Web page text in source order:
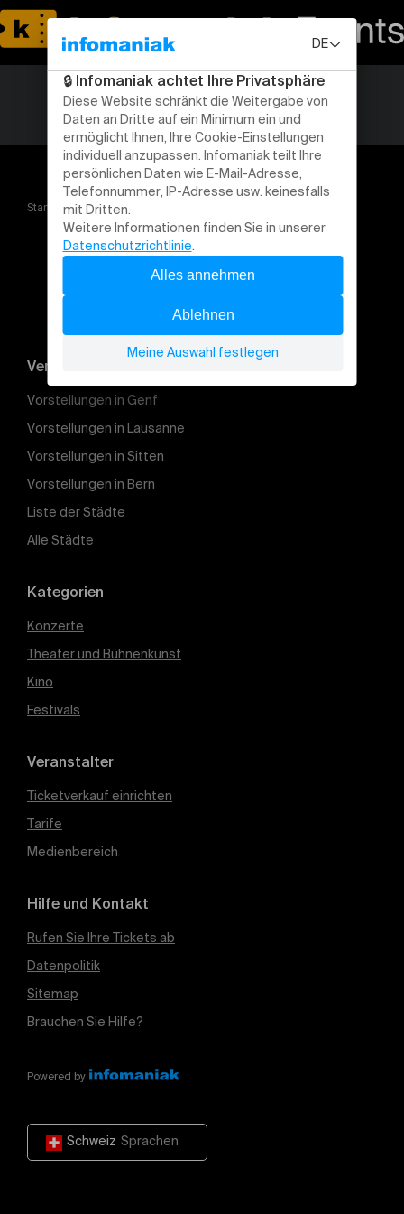
Startseite Pirates Aventure
Veranstaltung suchen
Vorstellungen in Genf
Vorstellungen in Lausanne
Vorstellungen in Sitten
Vorstellungen in Bern
Liste der Städte
Alle Städte
Kategorien
Konzerte
Theater und Bühnenkunst
Kino
Festivals
Veranstalter
Ticketverkauf einrichten
Tarife
Medienbereich
Hilfe und Kontakt
Rufen Sie Ihre Tickets ab
Datenpolitik
Sitemap
Brauchen Sie Hilfe?
Powered by
Schweiz Sprachen